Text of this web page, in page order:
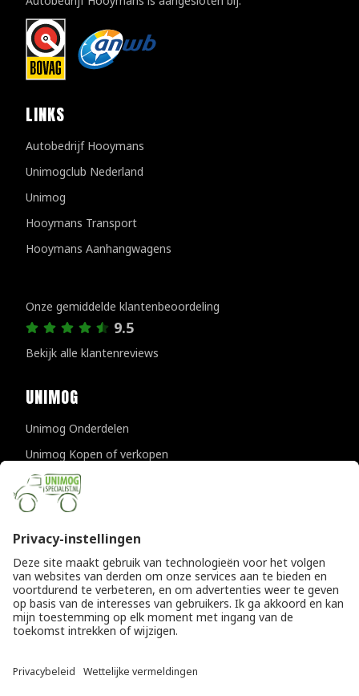
LINKS
Autobedrijf Hooymans
Unimogclub Nederland
Unimog
Hooymans Transport
Hooymans Aanhangwagens
Onze gemiddelde klantenbeoordeling
9.5
Bekijk alle klantenreviews
UNIMOG
Unimog Onderdelen
Unimog Kopen of verkopen
Unimog Onderhoud & Reparatie
Unimog Accessoires
Unimog APK-keuringen
CONTACTGEGEVENS
Unimogspecialist
Provincialeweg 94-98
5334 JK Velddriel
0418 632073